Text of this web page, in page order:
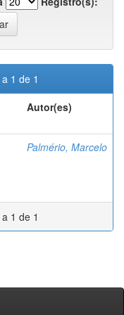
1 de 1
Autor(es)
Palmério, Marcelo
1 de 1